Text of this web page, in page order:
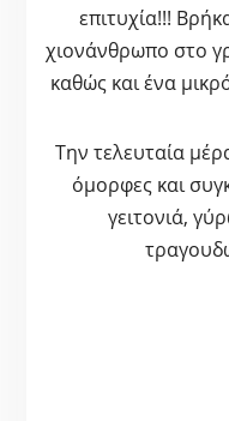
επιτυχία!!!
χιονάνθρωπο στο
καθώς και ένα
Την τελευταία
όμορφες και
γειτονιά,